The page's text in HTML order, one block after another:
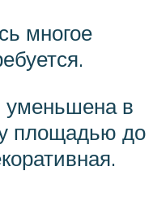
многое
уменьшена в
площадью до